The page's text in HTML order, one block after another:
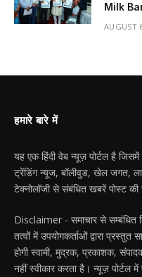
Milk
AUGUST
हमारे बारे में
यह एक हिंदी वेब न्यूज़ पोर्टल है
ट्रेंडिंग न्यूज, बॉलीवुड, खेल जगत,
टेक्नोलॉजी से संबंधित खबरें पोस्ट की
Disclaimer - समाचार से सम्बंधित
तत्वों में उपयोगकर्ताओं द्वारा प्रस्तुत
होगी स्वामी, मुद्रक, प्रकाशक,
नहीं स्वीकार करता है। न्यूज़ पोर्टल